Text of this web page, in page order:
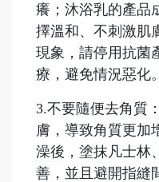
癢；沐浴乳的產品
擇溫和、不刺激肌
現象，請停用抗菌
療，避免情況惡化。
3.不要隨便去角質
膚，導致角質更加
澡後，塗抹凡士林
善，並且避開指縫